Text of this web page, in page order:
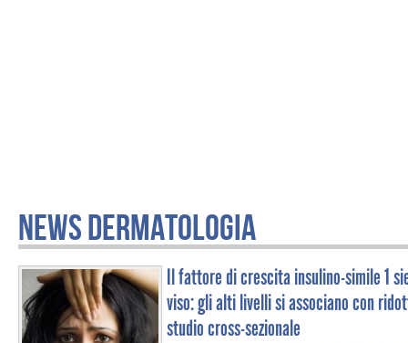
NEWS DERMATOLOGIA
Il fattore di crescita insulino-simile 1
viso: gli alti livelli si associano con
studio cross-sezionale